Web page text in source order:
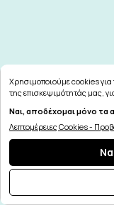
Χρησιμοποιούμε cookies
της επισκεψιμότητάς μας,
μας εύκολα! Μπορείς να δεις
Ναι, αποδέχομαι μόνο τα
Λεπτομέρειες Cookies -